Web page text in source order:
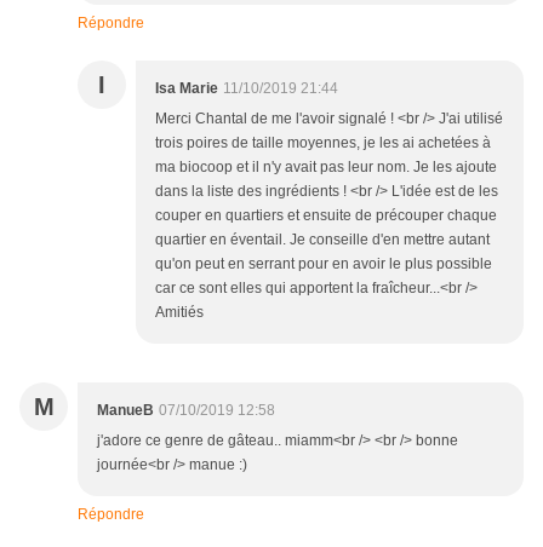
Répondre
I Isa Marie 11/10/2019 21:44
Merci Chantal de me l'avoir signalé ! <br /> J'ai utilisé
trois poires de taille moyennes, je les ai achetées à
ma biocoop et il n'y avait pas leur nom. Je les ajoute
dans la liste des ingrédients ! <br /> L'idée est de les
couper en quartiers et ensuite de précouper chaque
quartier en éventail. Je conseille d'en mettre autant
qu'on peut en serrant pour en avoir le plus possible
car ce sont elles qui apportent la fraîcheur...<br />
Amitiés
M ManueB 07/10/2019 12:58
j'adore ce genre de gâteau.. miamm<br /> <br /> bonne
journée<br /> manue :)
Répondre